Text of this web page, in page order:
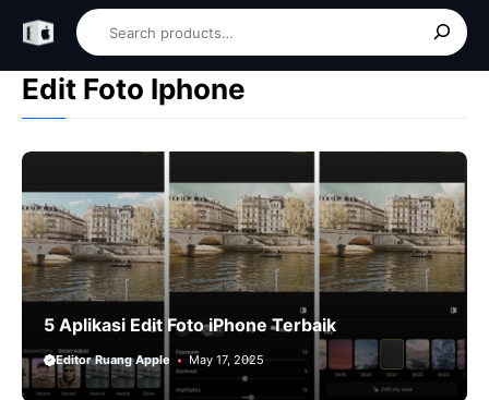
content
Edit Foto Iphone
5 Aplikasi Edit Foto iPhone Terbaik
Editor Ruang Apple May 17, 2025